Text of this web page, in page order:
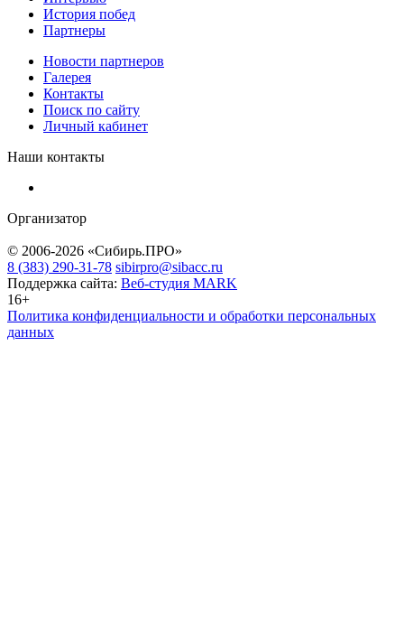
История побед
Партнеры
Новости партнеров
Галерея
Контакты
Поиск по сайту
Личный кабинет
Наши контакты
Организатор
© 2006-2026 «Сибирь.ПРО»
8 (383) 290-31-78 sibirpro@sibacc.ru
Поддержка сайта: Веб-студия MARK
16+
Политика конфиденциальности и обработки персональных
данных